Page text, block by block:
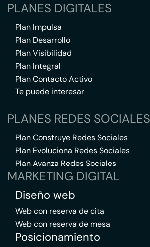
PLANES DIGITALES
Plan Impulsa
Plan Desarrollo
Plan Visibilidad
Plan Integral
Plan Contacto Activo
Te puede interesar
PLANES REDES SOCIALES
Plan Construye Redes Sociales
Plan Evoluciona Redes Sociales
Plan Avanza Redes Sociales
MARKETING DIGITAL
Diseño web
Web con reserva de cita
Web con reserva de mesa
Posicionamiento